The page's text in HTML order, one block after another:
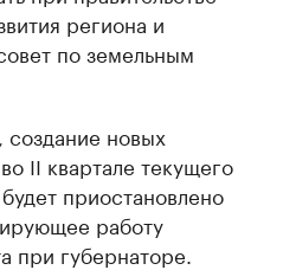
региона и
по земельным
новых
II квартале текущего
приостановлено
работу
при губернаторе.